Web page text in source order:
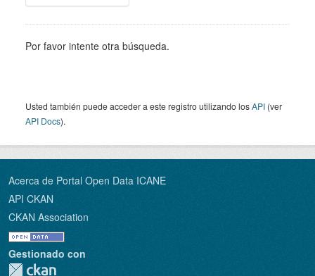
Por favor intente otra búsqueda.
Usted también puede acceder a este registro utilizando losAPI (ver
API Docs).
Acerca de Portal Open Data ICANE
API CKAN
CKAN Association
Gestionado con